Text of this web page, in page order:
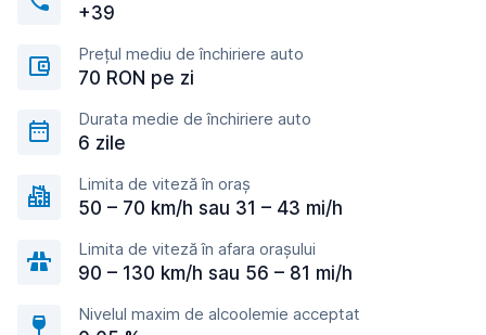
+39
Prețul mediu de închiriere auto
70 RON pe zi
Durata medie de închiriere auto
6 zile
Limita de viteză în oraș
50 – 70 km/h sau 31 – 43 mi/h
Limita de viteză în afara orașului
90 – 130 km/h sau 56 – 81 mi/h
Nivelul maxim de alcoolemie acceptat